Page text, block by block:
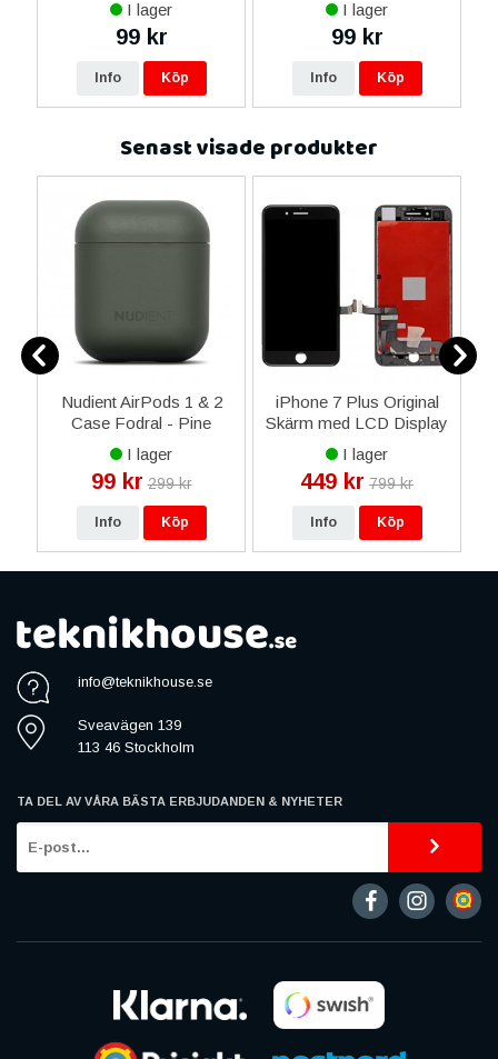
I lager
99 kr
Info Köp
I lager
99 kr
Info Köp
Senast visade produkter
Nudient AirPods 1 & 2
Case Fodral - Pine
Green
I lager
99 kr 299 kr
Info Köp
iPhone 7 Plus Original
Skärm med LCD Display
Glas - Svart
I lager
449 kr 799 kr
Info Köp
info@teknikhouse.se
Sveavägen 139
113 46 Stockholm
TA DEL AV VÅRA BÄSTA ERBJUDANDEN & NYHETER